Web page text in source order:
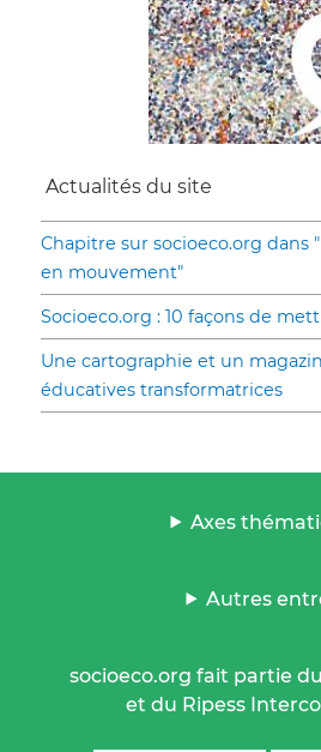
Actualités du site
Chapitre sur socioeco.org dans
en mouvement"
Socioeco.org : 10 façons de
Une cartographie et un
éducatives transformatrices
Axes
Autres
socioeco.org fait partie
et du Ripess